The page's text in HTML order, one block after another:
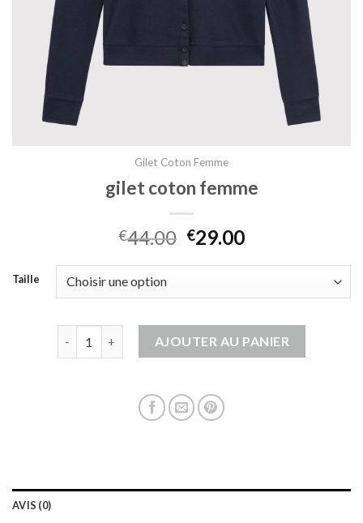
Gilet Coton Femme
gilet coton femme
€44.00 €29.00
Taille
quantité de gilet coton femme
AJOUTER AU PANIER
AVIS (0)